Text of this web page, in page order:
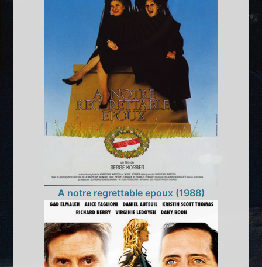
A notre regrettable epoux (1988)